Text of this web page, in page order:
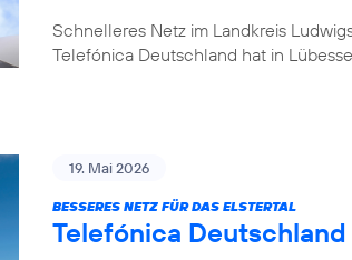
Schnelleres Netz im Landkreis
Telefónica Deutschland hat in
19. Mai 2026
BESSERES NETZ FÜR DAS ELSTERTAL
Telefónica